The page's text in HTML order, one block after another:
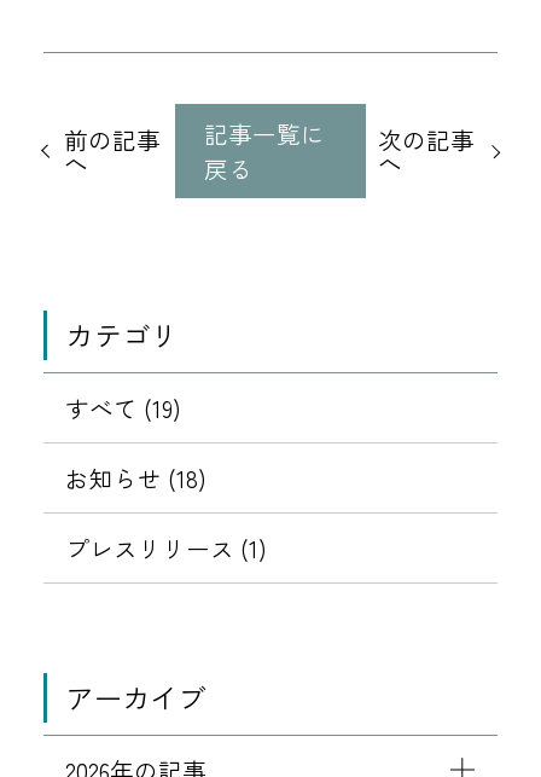
記
事
前の記事
へ
記事一覧に
戻る
次の記事
へ
カテゴリ
すべて (19)
お知らせ (18)
プレスリリース (1)
アーカイブ
2026年の記事